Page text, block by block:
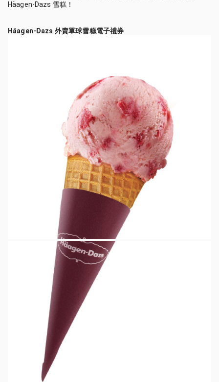
Häagen-Dazs 雪糕！
Häagen-Dazs 外賣單球雪糕電子禮券